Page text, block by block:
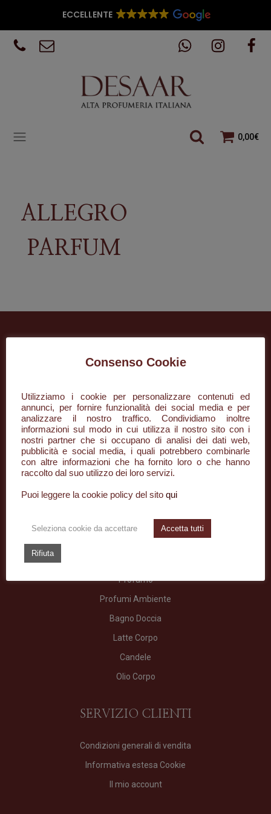
ECCELLENTE
0,00€
ALLEGRO
PARFUM
+39 085 296134
info@desaar.it
Piazza della Rinascita, 50/3
Profumo
Profumi Ambiente
Bagno Doccia
Latte Corpo
Candele
Olio Corpo
SERVIZIO CLIENTI
Condizioni generali di vendita
Informativa estesa Cookie
Il mio account
Consenso Cookie
Utilizziamo i cookie per personalizzare contenuti ed
annunci, per fornire funzionalità dei social media e per
analizzare il nostro traffico. Condividiamo inoltre
informazioni sul modo in cui utilizza il nostro sito con i
nostri partner che si occupano di analisi dei dati web,
pubblicità e social media, i quali potrebbero combinarle
con altre informazioni che ha fornito loro o che hanno
raccolto dal suo utilizzo dei loro servizi.
Puoi leggere la cookie policy del sito qui
Seleziona cookie da accettare Accetta tutti
Rifiuta